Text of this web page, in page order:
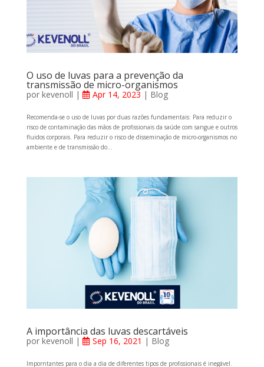
O uso de luvas para a prevenção da
transmissão de micro-organismos
por kevenoll | Apr 14, 2023 | Blog
Recomenda-se o uso de luvas por duas razões fundamentais: Para reduzir o
risco de contaminação das mãos de profissionais da saúde com sangue e outros
fluidos corporais. Para reduzir o risco de disseminação de micro-organismos no
ambiente e de transmissão do...
A importância das luvas descartáveis
por kevenoll | Sep 16, 2021 | Blog
Imporntantes para o dia a dia de diferentes tipos de profissionais é inegável.